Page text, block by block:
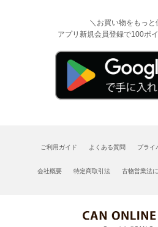
＼お買い物をもっと
アプリ新規会員登録で100ポ
ご利用ガイド よくある質問 プライ
会社概要 特定商取引法 古物営業法